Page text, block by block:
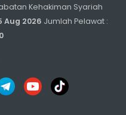
Kehakiman Syariah
Aug 2026 Jumlah Pelawat :